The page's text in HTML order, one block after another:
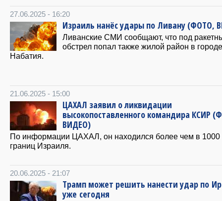
27.06.2025 - 16:20
Израиль нанёс удары по Ливану (ФОТО,
Ливанские СМИ сообщают, что под
обстрел попал также жилой район в городе
Набатия.
21.06.2025 - 15:00
ЦАХАЛ заявил о ликвидации
высокопоставленного командира КСИР
ВИДЕО)
По информации ЦАХАЛ, он находился более чем в 1000
границ Израиля.
20.06.2025 - 21:07
Трамп может решить нанести удар по
уже сегодня